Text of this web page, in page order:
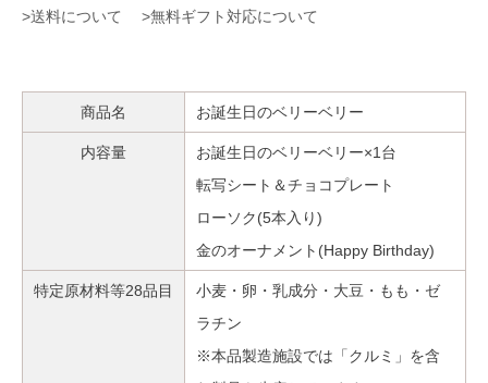
>送料について >無料ギフト対応について
商品名 お誕生日のベリーベリー
内容量
お誕生日のベリーベリー×1台
転写シート＆チョコプレート
ローソク(5本入り)
金のオーナメント(Happy Birthday)
特定原材料等28品目
小麦・卵・乳成分・大豆・もも・ゼ
ラチン
※本品製造施設では「クルミ」を含